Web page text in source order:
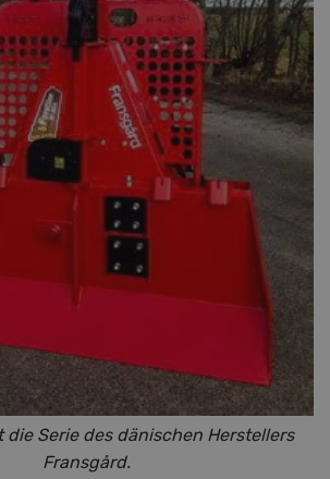
die Serie des dänischen Herstellers
Fransgård.